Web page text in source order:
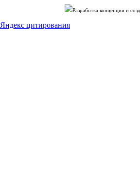
Разработка концепции и